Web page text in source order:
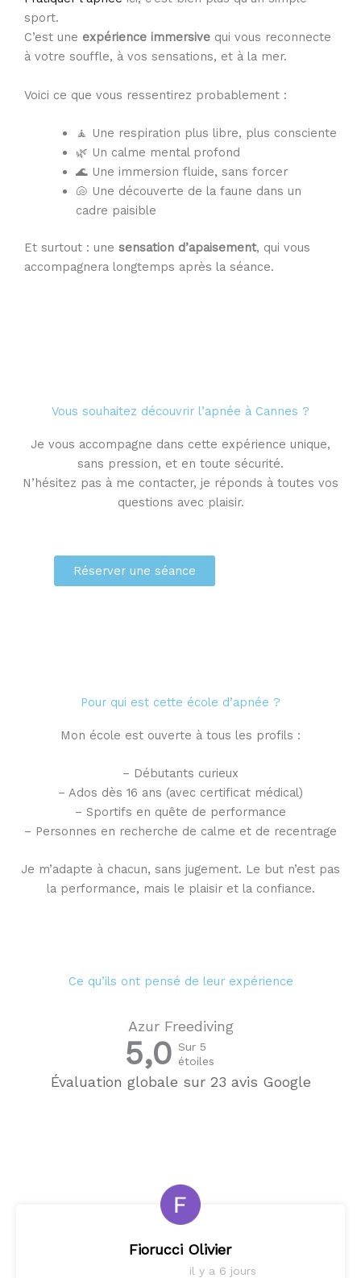
sport.
C’est une expérience immersive qui vous reconnecte
à votre souffle, à vos sensations, et à la mer.
Voici ce que vous ressentirez probablement :
🧘 Une respiration plus libre, plus consciente
🌿 Un calme mental profond
🌊 Une immersion fluide, sans forcer
🐚 Une découverte de la faune dans un
cadre paisible
Et surtout : une sensation d’apaisement, qui vous
accompagnera longtemps après la séance.
Vous souhaitez découvrir l’apnée à Cannes ?
Je vous accompagne dans cette expérience unique,
sans pression, et en toute sécurité.
N’hésitez pas à me contacter, je réponds à toutes vos
questions avec plaisir.
Réserver une séance
Pour qui est cette école d’apnée ?
Mon école est ouverte à tous les profils :
– Débutants curieux
– Ados dès 16 ans (avec certificat médical)
– Sportifs en quête de performance
– Personnes en recherche de calme et de recentrage
Je m’adapte à chacun, sans jugement. Le but n’est pas
la performance, mais le plaisir et la confiance.
Ce qu’ils ont pensé de leur expérience
Azur Freediving
5,0 Sur 5
étoiles
Évaluation globale sur 23 avis Google
Fiorucci Olivier
il y a 6 jours